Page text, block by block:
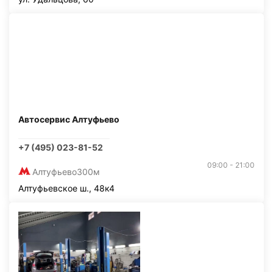
Автосервис Алтуфьево
+7 (495) 023-81-52
Алтуфьево300м
09:00 - 21:00
Алтуфьевское ш., 48к4